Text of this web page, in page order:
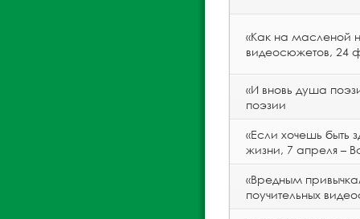
«Как на масленой
видеосюжетов, 24
«И вновь душа
поэзии
«Если хочешь быть
жизни, 7 апреля –
«Вредным
поучительных